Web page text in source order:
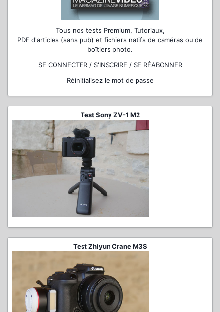
Tous nos tests Premium, Tutoriaux,
PDF d'articles (sans pub) et fichiers natifs de caméras ou de
boîtiers photo.
SE CONNECTER / S'INSCRIRE / SE RÉABONNER
Réinitialisez le mot de passe
Test Sony ZV-1 M2
Test Zhiyun Crane M3S